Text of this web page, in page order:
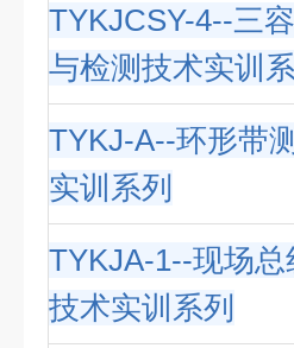
TYKJCSY-4--三
与检测技术实训
TYKJ-A--环形带
实训系列
TYKJA-1--现场
技术实训系列